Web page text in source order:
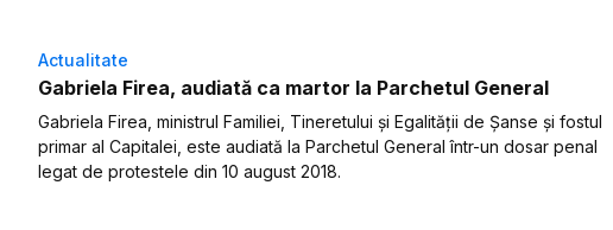
Actualitate
Gabriela Firea, audiată ca martor la Parchetul General
Gabriela Firea, ministrul Familiei, Tineretului şi Egalității de Șanse și fostul
primar al Capitalei, este audiată la Parchetul General într-un dosar penal
legat de protestele din 10 august 2018.